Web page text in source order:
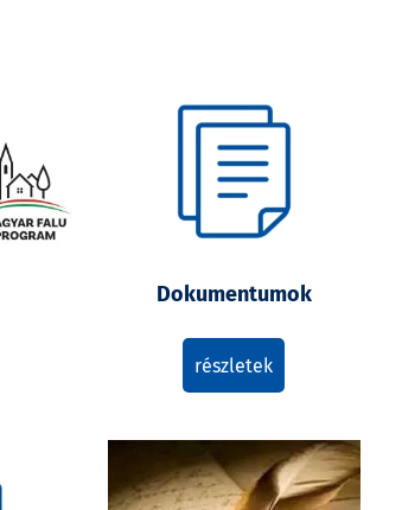
Dokumentumok
részletek